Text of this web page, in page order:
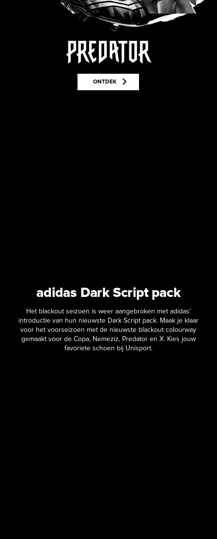
ONTDEK
adidas Dark Script pack
Het blackout seizoen is weer aangebroken met adidas'
introductie van hun nieuwste Dark Script pack. Maak je klaar
voor het voorseizoen met de nieuwste blackout colourway
gemaakt voor de Copa, Nemeziz, Predator en X. Kies jouw
favoriete schoen bij Unisport.